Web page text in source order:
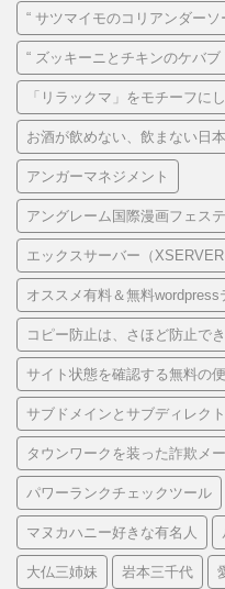
“ サツマイモのコリアンダーソ
“ ズッキーニとチキンのケバブ
「リラックマ」をモチーフに
お酒が飲めない、飲まない日
アンガーマネジメント
アングレーム国際漫画フェス
エックスサーバー（
オススメ有料＆無料wordpress
コピー防止は、さほど防止で
サイト状態を確認する無料の
サブドメインとサブディレク
タウンワークを装った詐欺メ
パワーランクチェックツール
マヌカハニー好きな有名人
大仏三姉妹 岩本三千代